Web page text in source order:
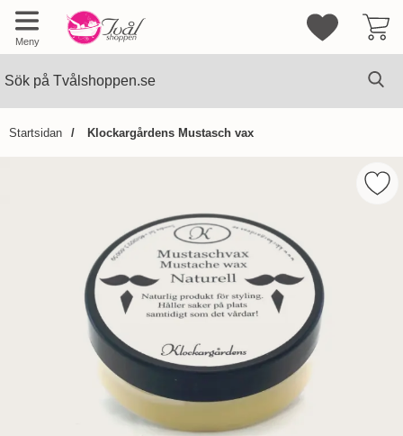
Meny
Mina
Startsidan Klockargårdens Mustasch vax